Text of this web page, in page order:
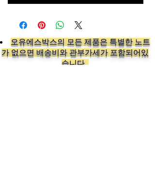
오유에스박스의 ​모든 제품은 특별한 노트
가 없으면 배송비와 관부가세가 포함되어있
습니다.